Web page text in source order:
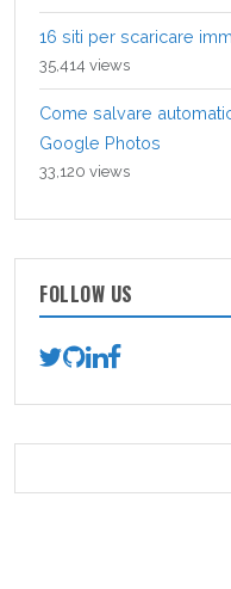
16 siti per scaricare
35,414 views
Come salvare
Google Photos
33,120 views
FOLLOW US